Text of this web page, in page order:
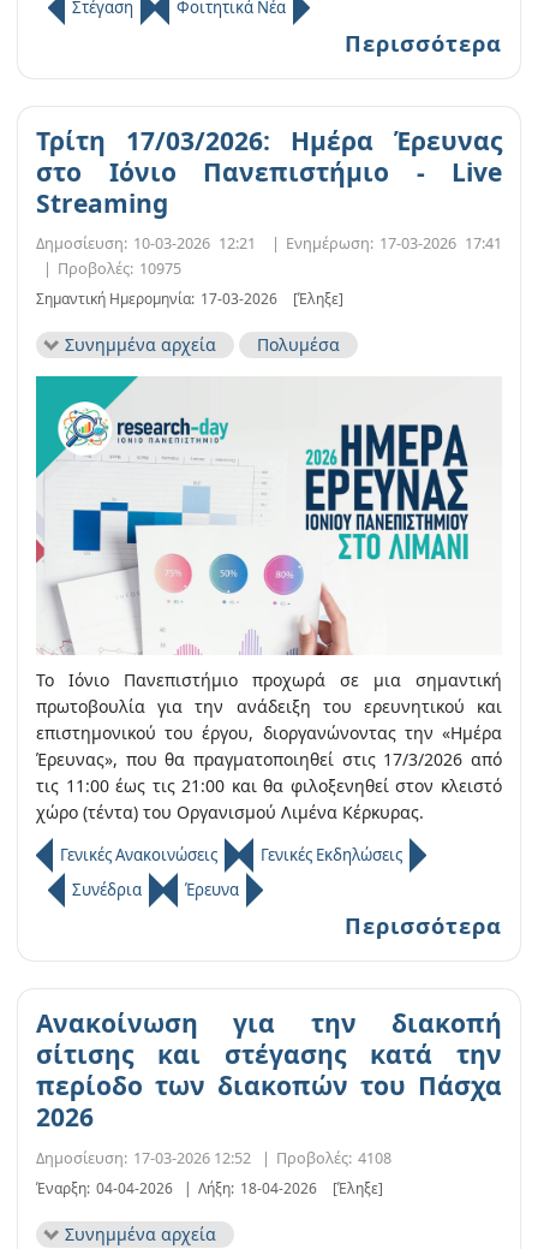
Στέγαση
Φοιτητικά Νέα
Περισσότερα
Τρίτη 17/03/2026: Ημέρα Έρευνας
στο Ιόνιο Πανεπιστήμιο - Live
Streaming
Δημοσίευση: 10-03-2026 12:21 | Ενημέρωση: 17-03-2026 17:41
| Προβολές: 10975
Σημαντική Ημερομηνία: 17-03-2026 [Έληξε]
Συνημμένα αρχεία Πολυμέσα
Το Ιόνιο Πανεπιστήμιο προχωρά σε μια σημαντική
πρωτοβουλία για την ανάδειξη του ερευνητικού και
επιστημονικού του έργου, διοργανώνοντας την «Ημέρα
Έρευνας», που θα πραγματοποιηθεί στις 17/3/2026 από
τις 11:00 έως τις 21:00 και θα φιλοξενηθεί στον κλειστό
χώρο (τέντα) του Οργανισμού Λιμένα Κέρκυρας.
Γενικές Ανακοινώσεις
Γενικές Εκδηλώσεις
Συνέδρια
Έρευνα
Περισσότερα
Ανακοίνωση για την διακοπή
σίτισης και στέγασης κατά την
περίοδο των διακοπών του Πάσχα
2026
Δημοσίευση: 17-03-2026 12:52 | Προβολές: 4108
Έναρξη: 04-04-2026 | Λήξη: 18-04-2026 [Έληξε]
Συνημμένα αρχεία